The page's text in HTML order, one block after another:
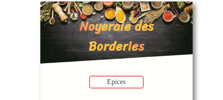
Noyeraie des
Borderies
Epices